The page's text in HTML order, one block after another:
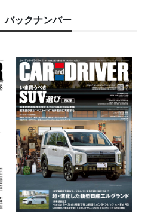
バックナンバー